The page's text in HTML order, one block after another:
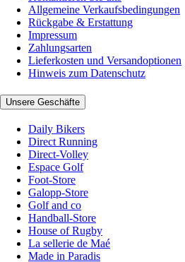
Allgemeine Verkaufsbedingungen
Rückgabe & Erstattung
Impressum
Zahlungsarten
Lieferkosten und Versandoptionen
Hinweis zum Datenschutz
Unsere Geschäfte
Daily Bikers
Direct Running
Direct-Volley
Espace Golf
Foot-Store
Galopp-Store
Golf and co
Handball-Store
House of Rugby
La sellerie de Maé
Made in Paradis